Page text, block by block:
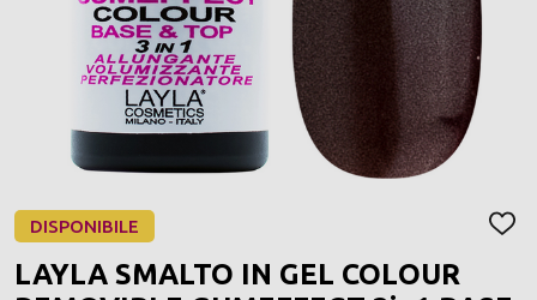
DISPONIBILE
LAYLA SMALTO IN GEL COLOUR